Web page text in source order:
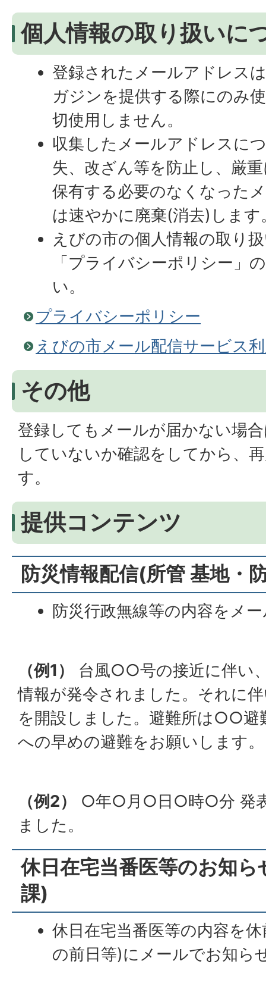
個人情報の取り扱いに
登録されたメールアドレス
ガジンを提供する際にのみ
切使用しません。
収集したメールアドレスに
失、改ざん等を防止し、厳
保有する必要のなくなった
は速やかに廃棄(消去)します
えびの市の個人情報の取り
「プライバシーポリシー」
い。
プライバシーポリシー
えびの市メール配信サービス
その他
登録してもメールが届かない場
していないか確認をしてから、
す。
提供コンテンツ
防災情報配信(所管 基地・
防災行政無線等の内容をメ
（例1）
台風○○号の接近に伴い
情報が発令されました。それに
を開設しました。避難所は○○避
への早めの避難をお願いします。
（例2）
○年○月○日○時○分 発
ました。
休日在宅当番医等のお知ら
課)
休日在宅当番医等の内容を
の前日等)にメールでお知ら